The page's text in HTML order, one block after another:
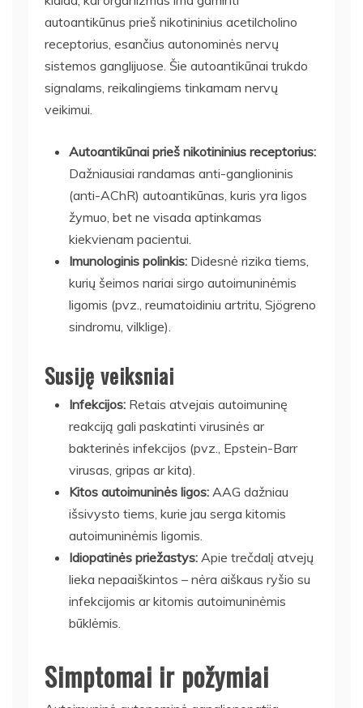
autoantikūnus prieš nikotininius acetilcholino
receptorius, esančius autonominės nervų
sistemos ganglijuose. Šie autoantikūnai trukdo
signalams, reikalingiems tinkamam nervų
veikimui.
Autoantikūnai prieš nikotininius receptorius:
Dažniausiai randamas anti-ganglioninis
(anti-AChR) autoantikūnas, kuris yra ligos
žymuo, bet ne visada aptinkamas
kiekvienam pacientui.
Imunologinis polinkis: Didesnė rizika tiems,
kurių šeimos nariai sirgo autoimuninėmis
ligomis (pvz., reumatoidiniu artritu, Sjögreno
sindromu, vilklige).
Susiję veiksniai
Infekcijos: Retais atvejais autoimuninę
reakciją gali paskatinti virusinės ar
bakterinės infekcijos (pvz., Epstein-Barr
virusas, gripas ar kita).
Kitos autoimuninės ligos: AAG dažniau
išsivysto tiems, kurie jau serga kitomis
autoimuninėmis ligomis.
Idiopatinės priežastys: Apie trečdalį atvejų
lieka nepaaiškintos – nėra aiškaus ryšio su
infekcijomis ar kitomis autoimuninėmis
būklėmis.
Simptomai ir požymiai